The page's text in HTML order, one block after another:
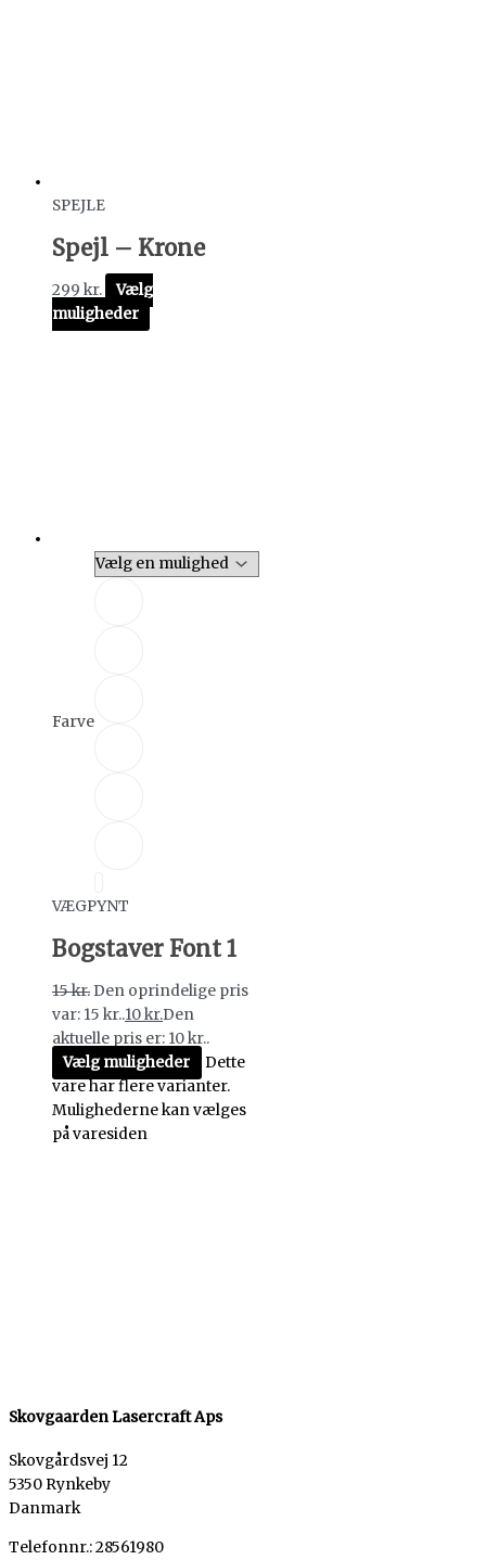
SPEJLE
Spejl – Krone
299 kr.
Vælg
muligheder
Farve
VÆGPYNT
Bogstaver Font 1
15kr. Den oprindelige pris
var: 15 kr..10kr.Den
aktuelle pris er: 10 kr..
Vælg muligheder
Dette
vare har flere varianter.
Mulighederne kan vælges
på varesiden
Skovgaarden Lasercraft Aps
Skovgårdsvej 12
5350 Rynkeby
Danmark
Telefonnr.: 28561980